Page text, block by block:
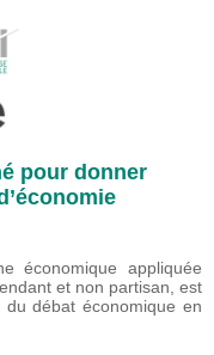
pour donner
économique appliquée
et non partisan, est
débat économique en